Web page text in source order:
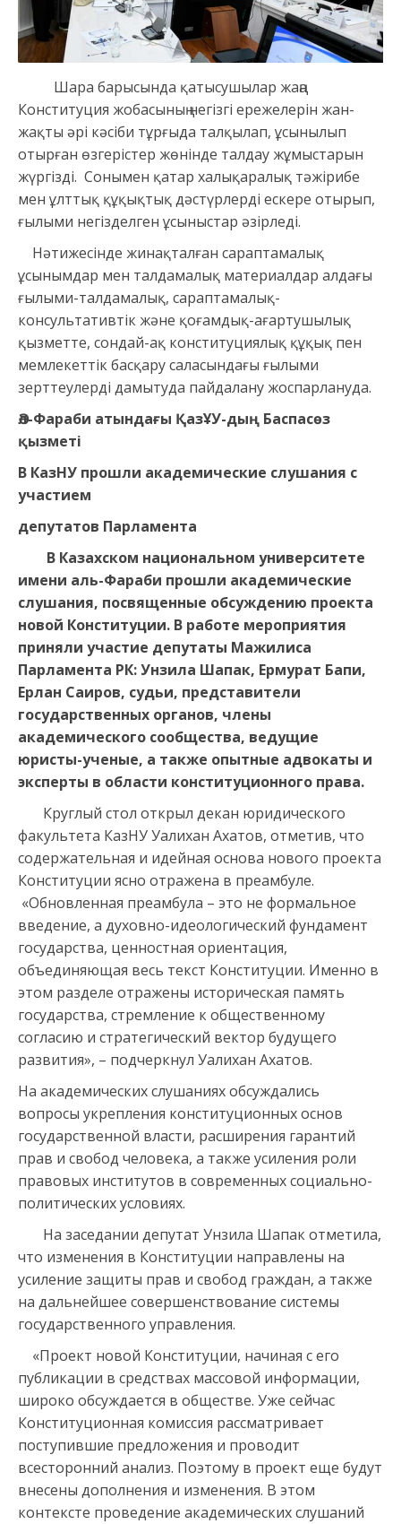
Шара барысында қатысушылар жаңа
Конституция жобасының негізгі ережелерін жан-
жақты әрі кәсіби тұрғыда талқылап, ұсынылып
отырған өзгерістер жөнінде талдау жұмыстарын
жүргізді. Сонымен қатар халықаралық тәжірибе
мен ұлттық құқықтық дәстүрлерді ескере отырып,
ғылыми негізделген ұсыныстар әзірледі.
Нәтижесінде жинақталған сараптамалық
ұсынымдар мен талдамалық материалдар алдағы
ғылыми-талдамалық, сараптамалық-
консультативтік және қоғамдық-ағартушылық
қызметте, сондай-ақ конституциялық құқық пен
мемлекеттік басқару саласындағы ғылыми
зерттеулерді дамытуда пайдалану жоспарлануда.
Әл-Фараби атындағы ҚазҰУ-дың Баспасөз
қызметі
В КазНУ прошли академические слушания с
участием
депутатов Парламента
В Казахском национальном университете
имени аль-Фараби прошли академические
слушания, посвященные обсуждению проекта
новой Конституции. В работе мероприятия
приняли участие депутаты Мажилиса
Парламента РК: Унзила Шапак, Ермурат Бапи,
Ерлан Саиров, судьи, представители
государственных органов, члены
академического сообщества, ведущие
юристы-ученые, а также опытные адвокаты и
эксперты в области конституционного права.
Круглый стол открыл декан юридического
факультета КазНУ Уалихан Ахатов, отметив, что
содержательная и идейная основа нового проекта
Конституции ясно отражена в преамбуле.
«Обновленная преамбула – это не формальное
введение, а духовно-идеологический фундамент
государства, ценностная ориентация,
объединяющая весь текст Конституции. Именно в
этом разделе отражены историческая память
государства, стремление к общественному
согласию и стратегический вектор будущего
развития», – подчеркнул Уалихан Ахатов.
На академических слушаниях обсуждались
вопросы укрепления конституционных основ
государственной власти, расширения гарантий
прав и свобод человека, а также усиления роли
правовых институтов в современных социально-
политических условиях.
На заседании депутат Унзила Шапак отметила,
что изменения в Конституции направлены на
усиление защиты прав и свобод граждан, а также
на дальнейшее совершенствование системы
государственного управления.
«Проект новой Конституции, начиная с его
публикации в средствах массовой информации,
широко обсуждается в обществе. Уже сейчас
Конституционная комиссия рассматривает
поступившие предложения и проводит
всесторонний анализ. Поэтому в проект еще будут
внесены дополнения и изменения. В этом
контексте проведение академических слушаний